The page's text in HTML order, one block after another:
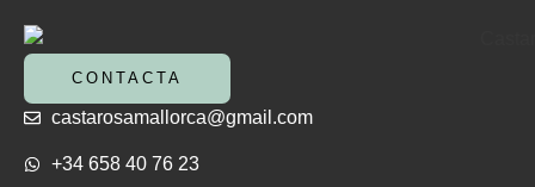
CONTACTA
castarosamallorca@gmail.com
+34 658 40 76 23